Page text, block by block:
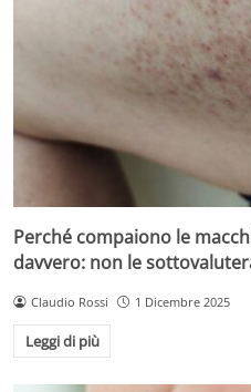
Perché compaiono le
davvero: non le
Claudio Rossi 1 Dicembre 2025
Leggi di più